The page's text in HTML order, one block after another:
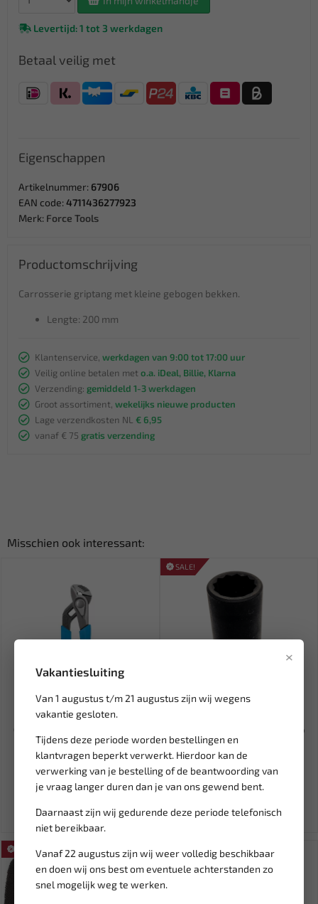
×
Vakantiesluiting
Van 1 augustus t/m 21 augustus zijn wij wegens
vakantie gesloten.
Tijdens deze periode worden bestellingen en
klantvragen beperkt verwerkt. Hierdoor kan de
verwerking van je bestelling of de beantwoording van
je vraag langer duren dan je van ons gewend bent.
Daarnaast zijn wij gedurende deze periode telefonisch
niet bereikbaar.
Vanaf 22 augustus zijn wij weer volledig beschikbaar
en doen wij ons best om eventuele achterstanden zo
snel mogelijk weg te werken.
Levertijd: 1 tot 3 werkdagen
Betaal veilig met
Eigenschappen
Artikelnummer: 67906
EAN code: 4711436277923
Merk: Force Tools
Productomschrijving
Carrosserie griptang met kleine gebogen bekken.
Lengte: 200 mm
Klantenservice, werkdagen van 9:00 tot 17:00 uur
Veilig online betalen met o.a. iDeal, Billie, Klarna
Verzending: gemiddeld 1-3 werkdagen
Groot assortiment, wekelijks nieuwe producten
Lage verzendkosten NL € 6,95
vanaf € 75 gratis verzending
Misschien ook interessant:
Waterpomptang 200 mm C-
42...
35,70
Ex. btw: € 29,50
SALE!
FORCE 1/2" Lange krachtdop
33 mm (12-kant) 4488533
16,66
19,60
Ex. btw: € 13,77
SALE! SALE!